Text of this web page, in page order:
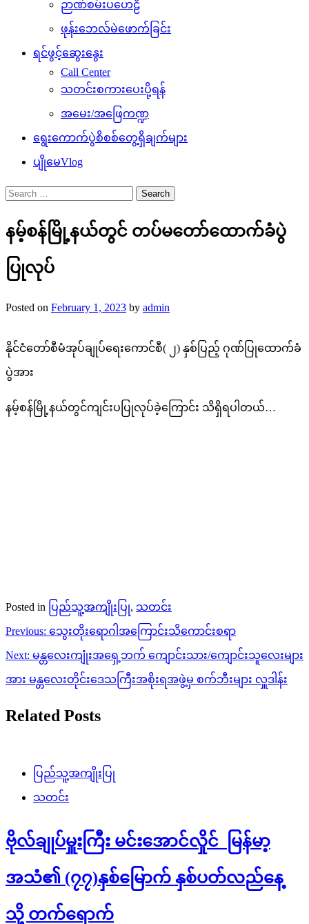
ဉာဏ်စမ်းပဟေဠိ
ဖုန်းဘေလ်မဲဖောက်ခြင်း
ရင်ဖွင့်ဆွေးနွေး
Call Center
သတင်းစကားပေးပို့ရန်
အမေး/အဖြေကဏ္ဍ
ရွေးကောက်ပွဲစိစစ်တွေ့ရှိချက်များ
ပျိုမေVlog
Search
for:
နမ့်စန်မြို့နယ်တွင် တပ်မတော်ထောက်ခံပွဲ
ပြုလုပ်
Posted on February 1, 2023 by admin
နိုင်ငံတော်စီမံအုပ်ချုပ်ရေးကောင်စီ( ၂) နှစ်ပြည့် ဂုဏ်ပြုထောက်ခံ
ပွဲအား
နမ့်စန်မြို့နယ်တွင်ကျင်းပပြုလုပ်ခဲ့ကြောင်း သိရှိရပါတယ်…
Posted in ပြည်သူ့အကျိုးပြု, သတင်း
Post
navigation
Previous: သွေးတိုးရောဂါအကြောင်းသိကောင်းစရာ
Next: မန္တလေးကျုံးအရှေ့ဘက် ကျောင်းသား/ကျောင်းသူလေးများ
အား မန္တလေးတိုင်းဒေသကြီးအစိုးရအဖွဲ့မှ စက်ဘီးများ လှူဒါန်း
Related Posts
ပြည်သူ့အကျိုးပြု
သတင်း
ဗိုလ်ချုပ်မှူးကြီး မင်းအောင်လှိုင် မြန်မာ့
အသံ၏ (၇၇)နှစ်မြောက် နှစ်ပတ်လည်နေ့
သို့ တက်ရောက်